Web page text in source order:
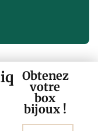
Vous savez ce
? Celui qui va
a pensé à vous.
bijoux en...
Obtenez
votre
box
bijoux !